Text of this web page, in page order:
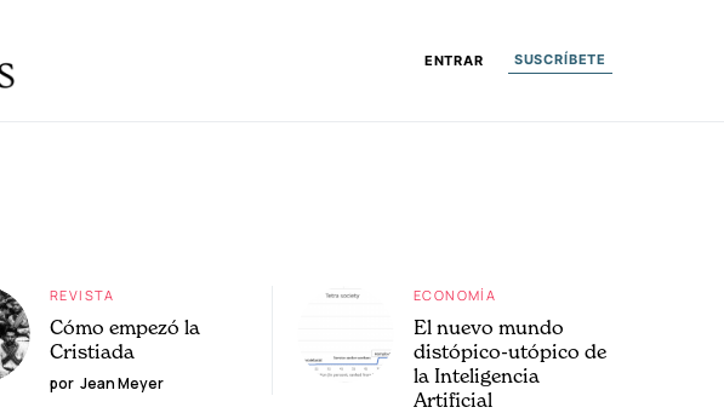
ENTRAR SUSCRÍBETE
REVISTA
Cómo empezó la
Cristiada
por Jean Meyer
ECONOMÍA
El nuevo mundo
distópico-utópico de
la Inteligencia
Artificial